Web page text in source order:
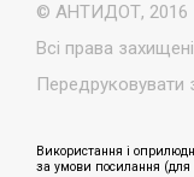
© АНТИДОТ, 2016
Всі права
Передруковувати
Використання і
за умови посилання (для